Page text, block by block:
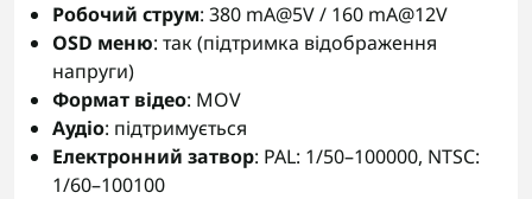
Робочий струм: 380 mA@5V / 160 mA@12V
OSD меню: так (підтримка відображення
напруги)
Формат відео: MOV
Аудіо: підтримується
Електронний затвор: PAL: 1/50–100000, NTSC:
1/60–100100